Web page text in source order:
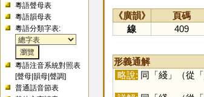
粵語聲母表
粵語韻母表
粵語分類字表:
粵語注音系統對照表
[聲母 |韻母 |聲調]
普通話音節表
《廣韻》 頁碼
線
409
形義通解
略說: 同「綫」（從「